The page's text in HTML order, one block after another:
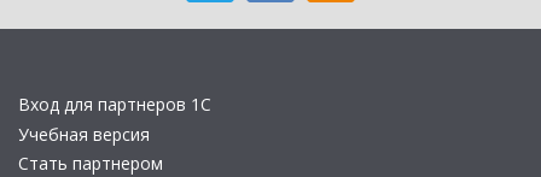
Вход для партнеров 1С
Учебная версия
Стать партнером